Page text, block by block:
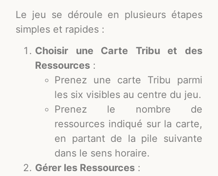
Le jeu se déroule en plusieurs étapes
simples et rapides :
Choisir une Carte Tribu et des
Ressources :
Prenez une carte Tribu parmi
les six visibles au centre du jeu.
Prenez le nombre de
ressources indiqué sur la carte,
en partant de la pile suivante
dans le sens horaire.
Gérer les Ressources :